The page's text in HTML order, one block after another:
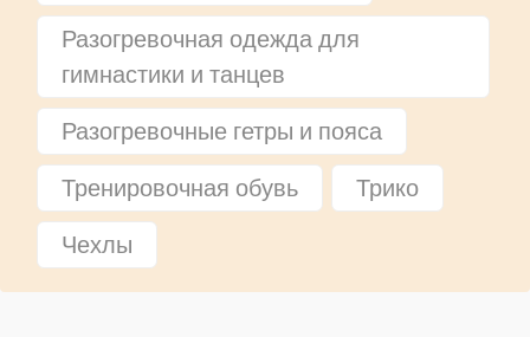
Разогревочная одежда для
гимнастики и танцев
Разогревочные гетры и пояса
Тренировочная обувь
Трико
Чехлы